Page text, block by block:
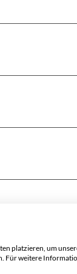
platzieren, um
Für weitere